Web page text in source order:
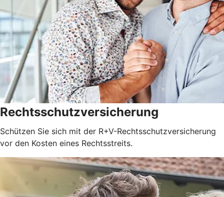
Rechtsschutzversicherung
Schützen Sie sich mit der R+V-Rechtsschutzversicherung
vor den Kosten eines Rechtsstreits.